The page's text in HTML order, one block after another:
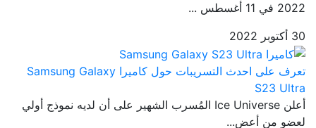
2022 في 11 أغسطس ...
30 أكتوبر 2022
تعرف على احدث التسريبات حول كاميرا Samsung Galaxy
S23 Ultra
أعلن Ice Universe المُسرب الشهير على أن لديه نموذج أولي
لعضو من أعض...